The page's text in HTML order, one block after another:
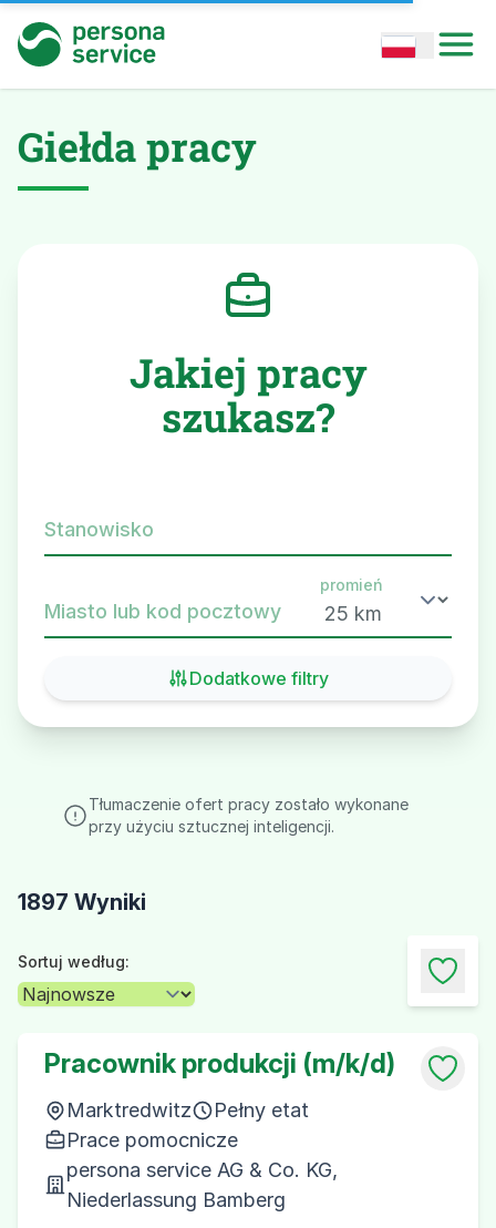
persona service Open options
Giełda pracy
Jakiej pracy
szukasz?
Stanowisko
Miasto lub kod pocztowy
promień
Dodatkowe filtry
Tłumaczenie ofert pracy zostało wykonane
przy użyciu sztucznej inteligencji.
1897 Wyniki
Sortuj według:
Pracownik produkcji (m/k/d)
Marktredwitz
Pełny etat
Prace pomocnicze
persona service AG & Co. KG,
Niederlassung Bamberg